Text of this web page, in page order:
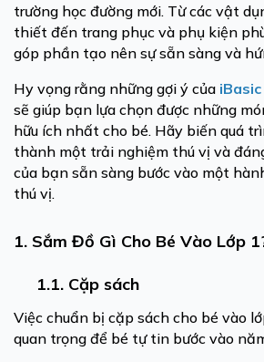
trường học đường mới. Từ các vật
thiết đến trang phục và phụ kiện
góp phần tạo nên sự sẵn sàng và
Hy vọng rằng những gợi ý của iBasic
sẽ giúp bạn lựa chọn được những
hữu ích nhất cho bé. Hãy biến quá
thành một trải nghiệm thú vị và
của bạn sẵn sàng bước vào một
thú vị.
1. Sắm Đồ Gì Cho Bé Vào Lớp
1.1. Cặp sách
Việc chuẩn bị cặp sách cho bé vào
quan trọng để bé tự tin bước vào